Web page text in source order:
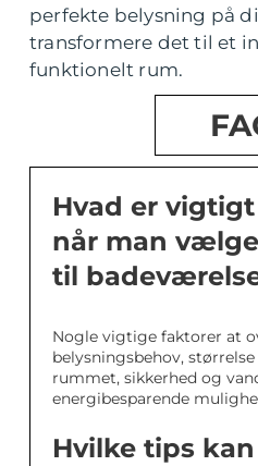
perfekte belysning på
transformere det til et
funktionelt rum.
Hvad er
når man
til
Nogle vigtige faktorer at
belysningsbehov,
rummet, sikkerhed og
energibesparende
Hvilke tips